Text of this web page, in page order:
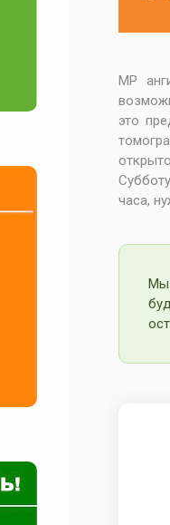
МР
это
часа,
Мы